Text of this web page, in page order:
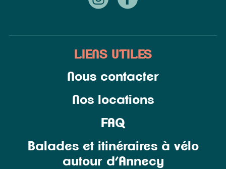
LIENS UTILES
Nous contacter
Nos locations
FAQ
Balades et itinéraires à vélo
autour d’Annecy